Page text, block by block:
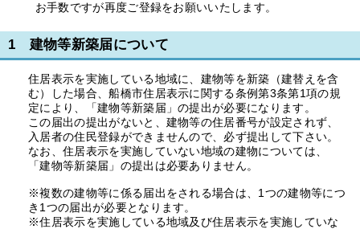
お手数ですが再度ご登録をお願いいたします。
1 建物等新築届について
住居表示を実施している地域に、建物等を新築（建替えを含
む）した場合、船橋市住居表示に関する条例第3条第1項の規
定により、「建物等新築届」の提出が必要になります。
この届出の提出がないと、建物等の住居番号が設定されず、
入居者の住民登録ができませんので、必ず提出して下さい。
なお、住居表示を実施していない地域の建物については、
「建物等新築届」の提出は必要ありません。
※複数の建物等に係る届出をされる場合は、1つの建物等につ
き1つの届出が必要となります。
※住居表示を実施している地域及び住居表示を実施していな